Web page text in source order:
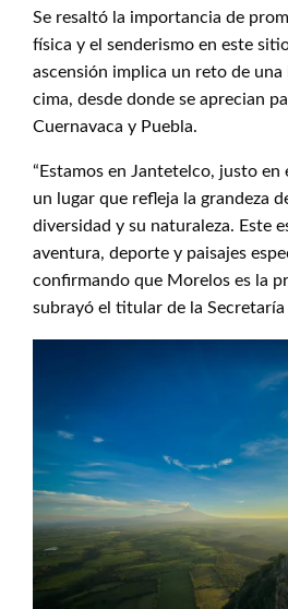
Se resaltó la importancia de
física y el senderismo en este
ascensión implica un reto de una
cima, desde donde se aprecian
Cuernavaca y Puebla.
“Estamos en Jantetelco, justo en
un lugar que refleja la grandeza
diversidad y su naturaleza. Este
aventura, deporte y paisajes
confirmando que Morelos es la
subrayó el titular de la Secretaría